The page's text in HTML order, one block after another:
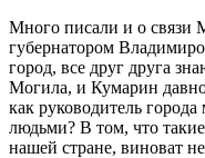
Много писали и о
губернатором
город, все друг друга
Могила, и Кумарин
как руководитель
людьми? В том, что
нашей стране, виноват